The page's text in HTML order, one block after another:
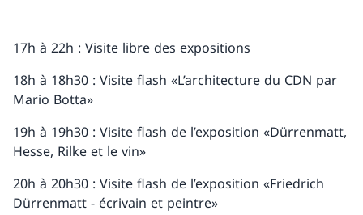
17h à 22h : Visite libre des expositions
18h à 18h30 : Visite flash «L’architecture du CDN par
Mario Botta»
19h à 19h30 : Visite flash de l’exposition «Dürrenmatt,
Hesse, Rilke et le vin»
20h à 20h30 : Visite flash de l’exposition «Friedrich
Dürrenmatt - écrivain et peintre»